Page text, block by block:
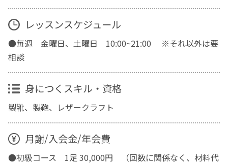
レッスンスケジュール
●毎週 金曜日、土曜日 10:00~21:00 ※それ以外は要
相談
身につくスキル・資格
製靴、製鞄、レザークラフト
月謝/入会金/年会費
●初級コース 1足 30,000円 （回数に関係なく、材料代